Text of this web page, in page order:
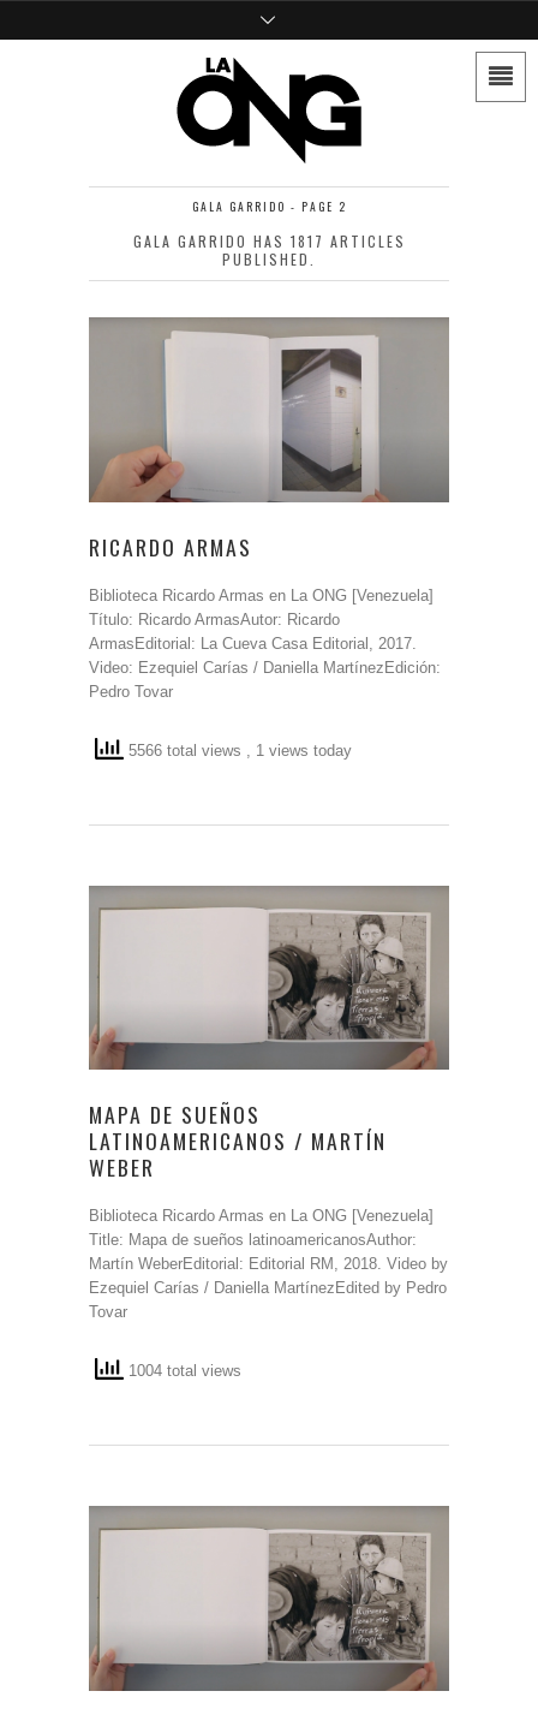
GALA GARRIDO - PAGE 2
GALA GARRIDO HAS 1817 ARTICLES
PUBLISHED.
RICARDO ARMAS
Biblioteca Ricardo Armas en La ONG [Venezuela]
Título: Ricardo ArmasAutor: Ricardo
ArmasEditorial: La Cueva Casa Editorial, 2017.
Video: Ezequiel Carías / Daniella MartínezEdición:
Pedro Tovar
5566 total views , 1 views today
MAPA DE SUEÑOS
LATINOAMERICANOS / MARTÍN
WEBER
Biblioteca Ricardo Armas en La ONG [Venezuela]
Title: Mapa de sueños latinoamericanosAuthor:
Martín WeberEditorial: Editorial RM, 2018. Video by
Ezequiel Carías / Daniella MartínezEdited by Pedro
Tovar
1004 total views